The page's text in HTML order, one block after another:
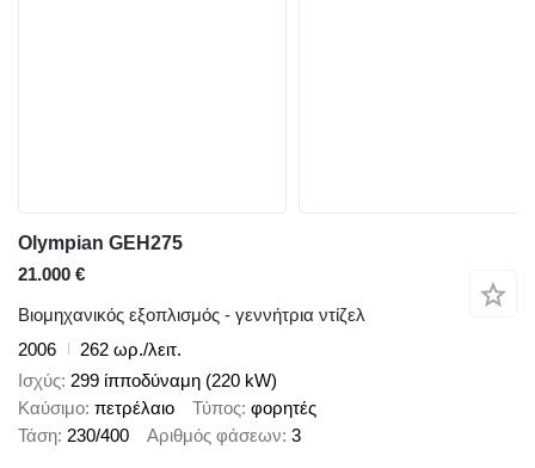
Olympian GEH275
21.000 €
Βιομηχανικός εξοπλισμός - γεννήτρια ντίζελ
2006
262 ωρ./λειτ.
Ισχύς 299 ίπποδύναμη (220 kW)
Καύσιμο πετρέλαιο Τύπος φορητές
Τάση 230/400 Αριθμός φάσεων 3